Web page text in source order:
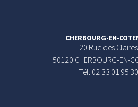
CHERBOURG-EN-
20 Rue des Claires
50120 CHERBOURG-EN-
Tél. 02 33 01 95 30